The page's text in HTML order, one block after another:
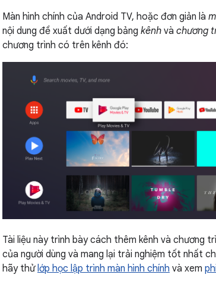
Màn hình chính của Android TV, hoặc đơn giản là
nội dung đề xuất dưới dạng bảng kênh và chương
chương trình có trên kênh đó:
Tài liệu này trình bày cách thêm kênh và chương
của người dùng và mang lại trải nghiệm tốt nhất
hãy thử lớp học lập trình màn hình chính và xem